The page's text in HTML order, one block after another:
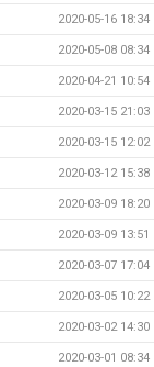
2020-05-16 18:34
2020-05-08 08:34
2020-04-21 10:54
2020-03-15 21:03
2020-03-15 12:02
2020-03-12 15:38
2020-03-09 18:20
2020-03-09 13:51
2020-03-07 17:04
2020-03-05 10:22
2020-03-02 14:30
2020-03-01 08:34